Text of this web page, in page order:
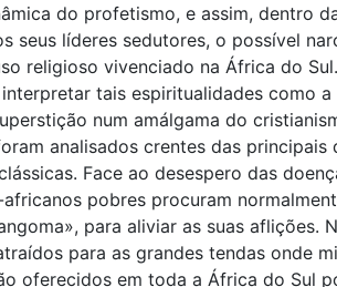
do profetismo, e assim, dentro
seus líderes sedutores, o possível
religioso vivenciado na África do
tais espiritualidades como a
num amálgama do
analisados crentes das principais
Face ao desespero das
pobres procuram
para aliviar as suas aflições.
para as grandes tendas onde
oferecidos em toda a África do Sul